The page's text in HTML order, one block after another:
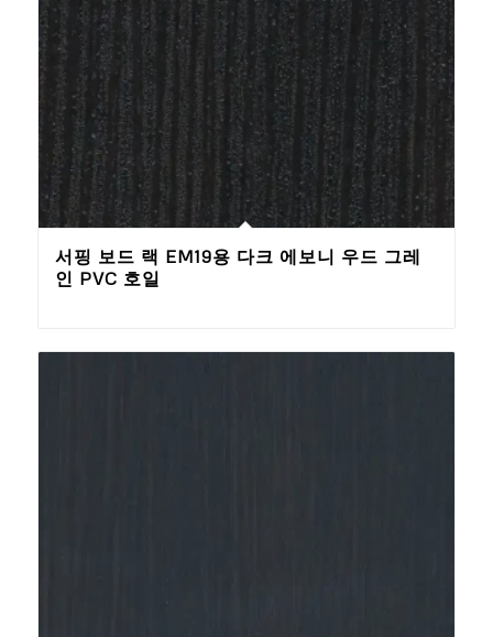
서핑 보드 랙 EM19용 다크 에보니 우드 그레
인 PVC 호일